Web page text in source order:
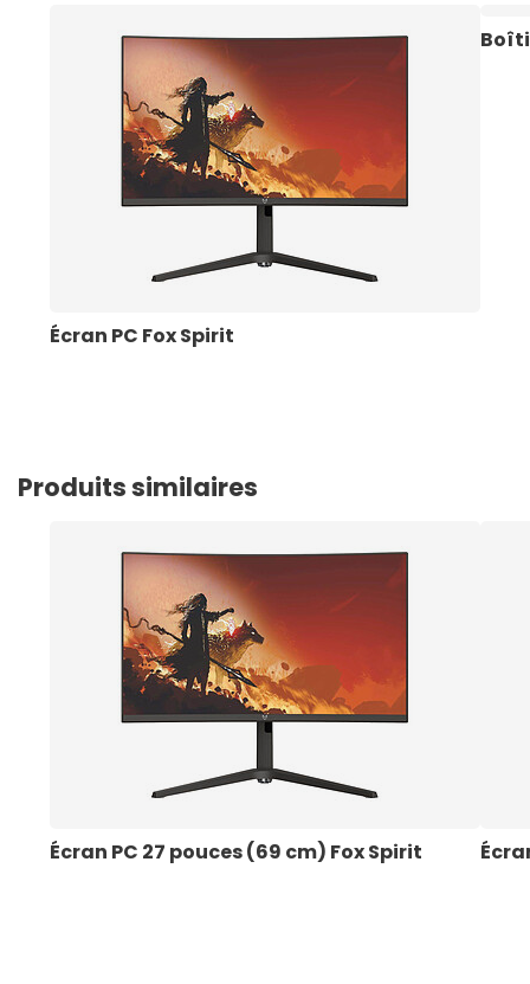
Écran PC Fox Spirit
Produits similaires
Écran PC 27 pouces (69 cm) Fox Spirit